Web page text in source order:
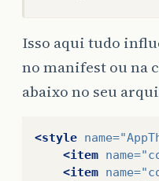
Isso aqui tudo
no manifest ou na
abaixo no seu
<style name=
<item name=
<item name=